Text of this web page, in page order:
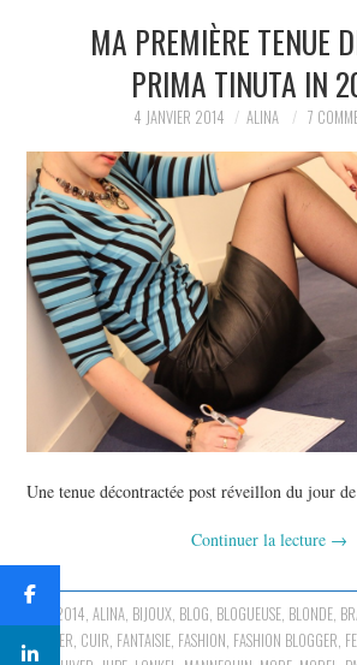
MA PREMIÈRE TENUE
PRIMA TINUTA IN
4 JANVIER 2014 ALINA 7
Une tenue décontractée post réveillon du jour
Continuer la lecture →
2014, ALINA, BIJOUX, BLOG, BLOGUEUSE, BLONDE,
COLLIER, CUIR, FANTAISIE, FASHION, FASHION BLOGGER,